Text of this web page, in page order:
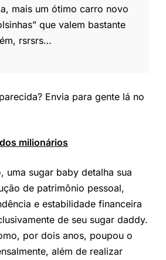
mais um ótimo carro novo
que valem bastante
rsrsrs…
Envia para gente lá no
milionários
uma sugar baby detalha sua
de patrimônio pessoal,
e estabilidade financeira
de seu sugar daddy.
por dois anos, poupou o
além de realizar